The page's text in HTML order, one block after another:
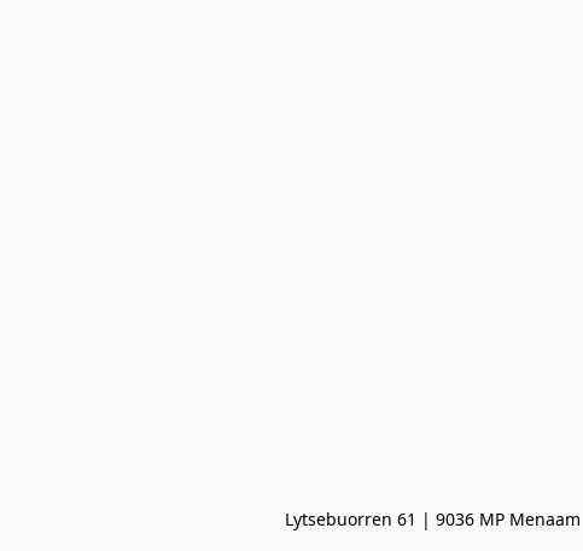
Lytsebuorren 61 | 9036 MP